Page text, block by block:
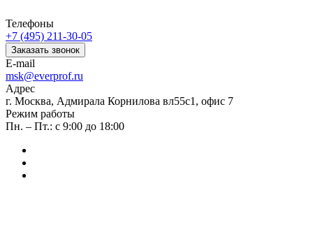
Телефоны
+7 (495) 211-30-05
Заказать звонок
E-mail
msk@everprof.ru
Адрес
г. Москва, Адмирала Корнилова вл55с1, офис 7
Режим работы
Пн. – Пт.: с 9:00 до 18:00